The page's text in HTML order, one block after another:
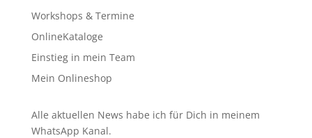
Workshops & Termine
OnlineKataloge
Einstieg in mein Team
Mein Onlineshop
Alle aktuellen News habe ich für Dich in meinem
WhatsApp Kanal.